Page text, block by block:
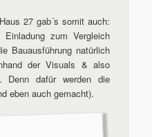
27 gab´s somit auch:
zum Vergleich
Bauausführung natürlich
der Visuals & also
Denn dafür werden die
eben auch gemacht).